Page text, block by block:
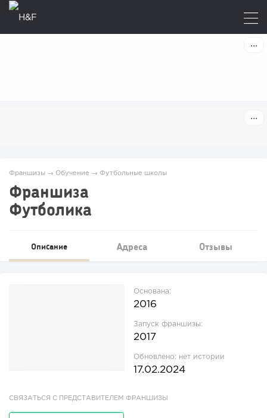
Франшизы → Обучение → Футбольные школы
Франшиза
Футболика
Описание Адреса Отзывы
Основана:
2016
Запуск франшизы:
2017
Обновлено: нет истории
17.02.2024
СВЯЗАТЬСЯ С ПРЕДСТАВИТЕЛЕМ ФРАНШИЗЫ